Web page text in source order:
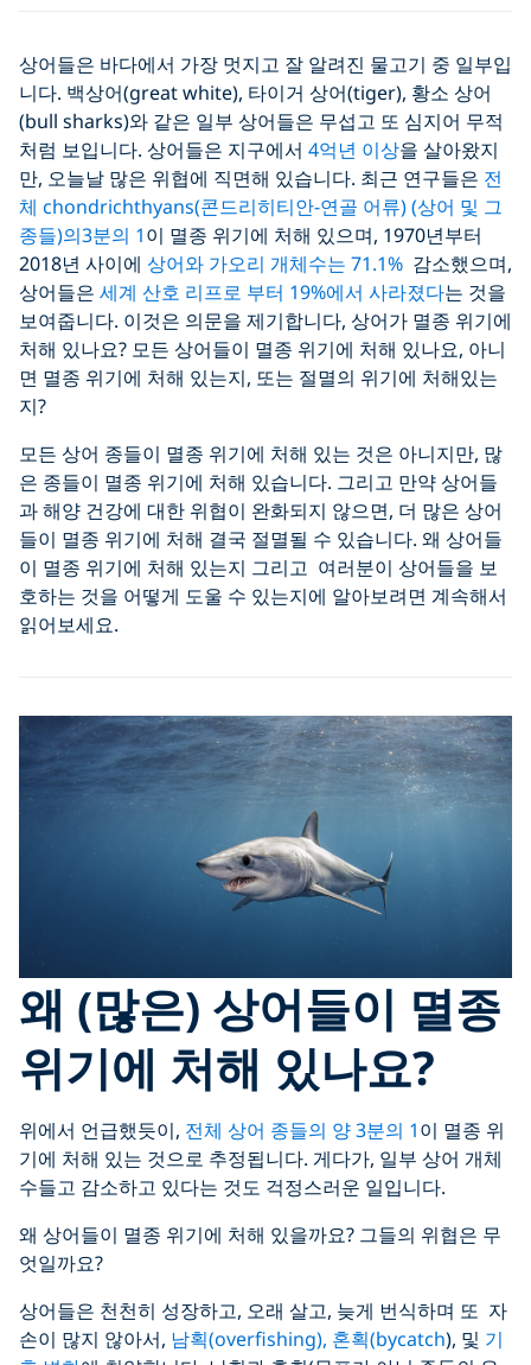
상어들은 바다에서 가장 멋지고 잘 알려진 물고기 중 일부입
니다. 백상어(great white), 타이거 상어(tiger), 황소 상어
(bull sharks)와 같은 일부 상어들은 무섭고 또 심지어 무적
처럼 보입니다. 상어들은 지구에서 4억년 이상을 살아왔지
만, 오늘날 많은 위협에 직면해 있습니다. 최근 연구들은 전
체 chondrichthyans(콘드리히티안-연골 어류) (상어 및 그
종들)의3분의 1이 멸종 ​​위기에 처해 있으며, 1970년부터
2018년 사이에 상어와 가오리 개체수는 71.1% 감소했으며,
상어들은 세계 산호 리프로 부터 19%에서 사라졌다는 것을
보여줍니다. 이것은 의문을 제기합니다, 상어가 멸종 위기에
처해 있나요? 모든 상어들이 멸종 위기에 처해 있나요, 아니
면 멸종 위기에 처해 있는지, 또는 절멸의 위기에 처해있는
지?
모든 상어 종들이 멸종 위기에 처해 있는 것은 아니지만, 많
은 종들이 멸종 위기에 처해 있습니다. 그리고 만약 상어들
과 해양 건강에 대한 위협이 완화되지 않으면, 더 많은 상어
들이 멸종 위기에 처해 결국 절멸될 수 있습니다. 왜 상어들
이 멸종 위기에 처해 있는지 그리고 여러분이 상어들을 보
호하는 것을 어떻게 도울 수 있는지에 알아보려면 계속해서
읽어보세요.
왜 (많은) 상어들이 멸종
위기에 처해 있나요?
위에서 언급했듯이, 전체 상어 종들의 양 3분의 1이 멸종 ​​위
기에 처해 있는 것으로 추정됩니다. 게다가, 일부 상어 개체
수들고 감소하고 있다는 것도 걱정스러운 일입니다.
왜 상어들이 멸종 위기에 처해 있을까요? 그들의 위협은 무
엇일까요?
상어들은 천천히 성장하고, 오래 살고, 늦게 번식하며 또 자
손이 많지 않아서, 남획(overfishing), 혼획(bycatch), 및 기